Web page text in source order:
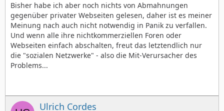
Bisher habe ich aber noch nichts von Abmahnungen
gegenüber privater Webseiten gelesen, daher ist es meiner
Meinung nach auch nicht notwendig in Panik zu verfallen.
Und wenn alle ihre nichtkommerziellen Foren oder
Webseiten einfach abschalten, freut das letztendlich nur
die "sozialen Netzwerke" - also die Mit-Verursacher des
Problems...
Ulrich Cordes